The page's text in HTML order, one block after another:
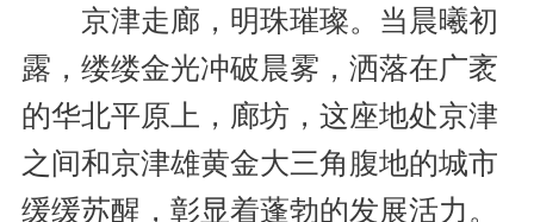
京津走廊，明珠璀璨。当晨曦初
露，缕缕金光冲破晨雾，洒落在广袤
的华北平原上，廊坊，这座地处京津
之间和京津雄黄金大三角腹地的城市
缓缓苏醒，彰显着蓬勃的发展活力。